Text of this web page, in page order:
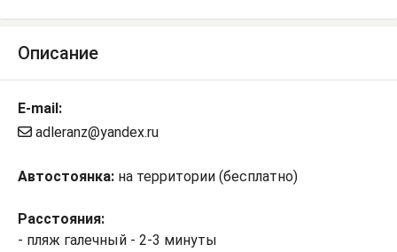
Описание
E-mail:
adleranz@yandex.ru
Автостоянка: на территории (бесплатно)
Расстояния:
- пляж галечный - 2-3 минуты